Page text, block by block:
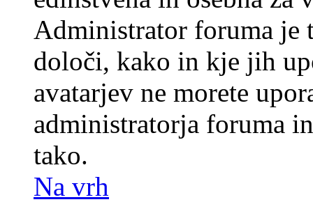
Administrator foruma je
določi, kako in kje jih
avatarjev ne morete
administratorja foruma
tako.
Na vrh